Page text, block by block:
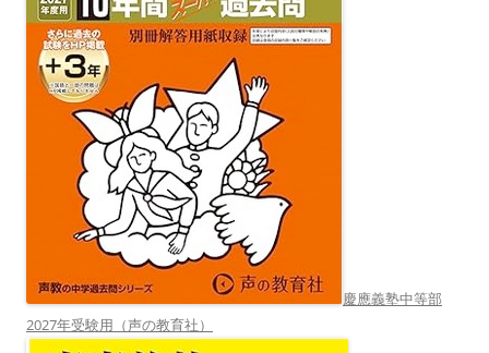
慶應義塾中等部
2027年受験用（声の教育社）